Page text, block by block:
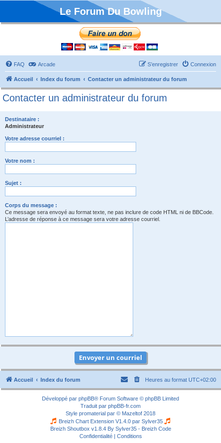
Le Forum Du Bowling
FAQ Arcade Connexion
S’enregistrer
Accueil Index du forum Contacter un administrateur du forum
Contacter un administrateur du forum
Destinataire :
Administrateur
Votre adresse courriel :
Votre nom :
Sujet :
Corps du message :
Ce message sera envoyé au format texte, ne pas inclure de code HTML ni de BBCode.
L’adresse de réponse à ce message sera votre adresse courriel.
Accueil Index du forum Heures au format UTC+02:00
Développé par phpBB® Forum Software © phpBB Limited
Traduit par phpBB-fr.com
Style promaterial par © Mazeltof 2018
Breizh Chart Extension V1.4.0 par Sylver35
Breizh Shoutbox v1.8.4 By Sylver35 - Breizh Code
Confidentialité| Conditions